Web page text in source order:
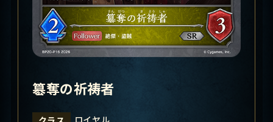
簒奪の祈祷者